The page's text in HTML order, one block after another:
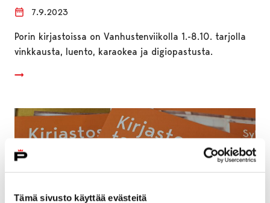
Tämä sivusto käyttää evästeitä
7.9.2023
Porin kirjastoissa on Vanhustenviikolla 1.-8.10. tarjolla
vinkkausta, luento, karaokea ja digiopastusta.